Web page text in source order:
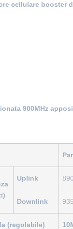
cellulare booster
900MHz
Uplink
Downlink
(regolabile)